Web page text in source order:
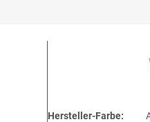
Hersteller-Farbe: